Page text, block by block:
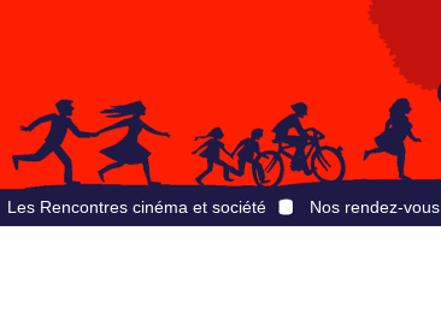
Les Rencontres cinéma et société Nos rendez-vous